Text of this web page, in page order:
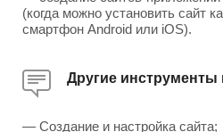
(когда можно установить сайт
смартфон Android или iOS).
Другие инструменты
— Создание и настройка сайта;